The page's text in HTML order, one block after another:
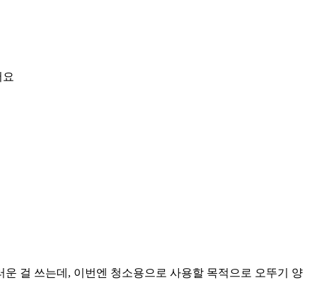
걸 쓰는데, 이번엔 청소용으로 사용할 목적으로 오뚜기 양